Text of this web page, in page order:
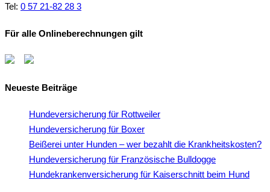
Tel: 0 57 21-82 28 3
Für alle Onlineberechnungen gilt
Neueste Beiträge
Hundeversicherung für Rottweiler
Hundeversicherung für Boxer
Beißerei unter Hunden – wer bezahlt die Krankheitskosten?
Hundeversicherung für Französische Bulldogge
Hundekrankenversicherung für Kaiserschnitt beim Hund